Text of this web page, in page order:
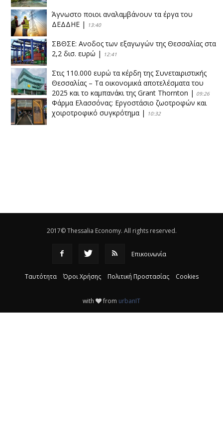
Άγνωστο ποιοι αναλαμβάνουν τα έργα του
ΔΕΔΔΗΕ | 13:40
ΣΒΘΣΕ: Aνοδος των εξαγωγών της Θεσσαλίας στα
2,2 δισ. ευρώ | 12:41
Στις 110.000 ευρώ τα κέρδη της Συνεταιριστικής
Θεσσαλίας – Τα οικονομικά αποτελέσματα του
2025 και το καμπανάκι της Grant Thornton | 09:26
Φάρμα Ελασσόνας: Εργοστάσιο ζωοτροφών και
χοιροτροφικό συγκρότημα | 10:32
2017© Thessalia Economy. All rights reserved.
Επικοινωνία
Ταυτότητα Όροι Χρήσης Πολιτική Προστασίας Cookies
with from urbanIT